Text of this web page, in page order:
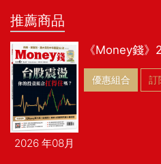
推薦商品
2026 年08月
《Money錢
優惠組合 訂